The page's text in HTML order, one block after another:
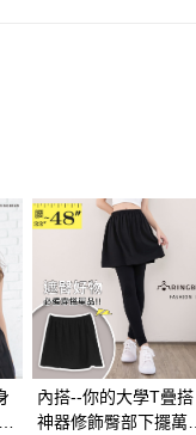
內搭--你的大學T疊搭
神器修飾臀部下擺萬用